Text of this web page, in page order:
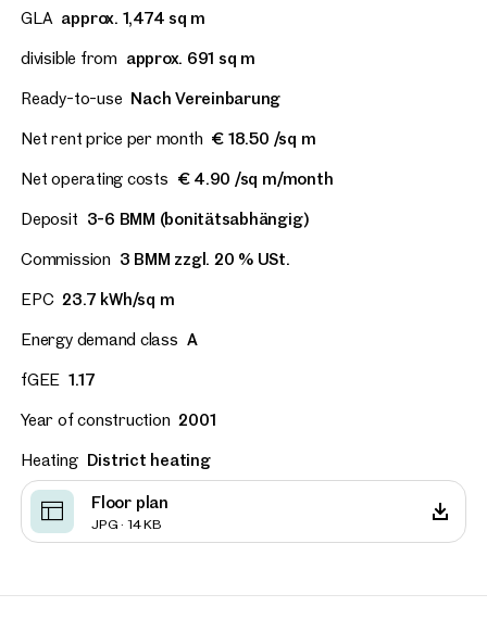
GLA approx. 1,474 sq m
divisible from approx. 691 sq m
Ready-to-use Nach Vereinbarung
Net rent price per month € 18.50 /sq m
Net operating costs € 4.90 /sq m/month
Deposit 3-6 BMM (bonitätsabhängig)
Commission 3 BMM zzgl. 20 % USt.
EPC 23.7 kWh/sq m
Energy demand class A
fGEE 1.17
Year of construction 2001
Heating District heating
Floor plan
JPG · 14 KB